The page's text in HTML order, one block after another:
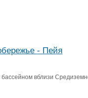
- Пейя
вблизи